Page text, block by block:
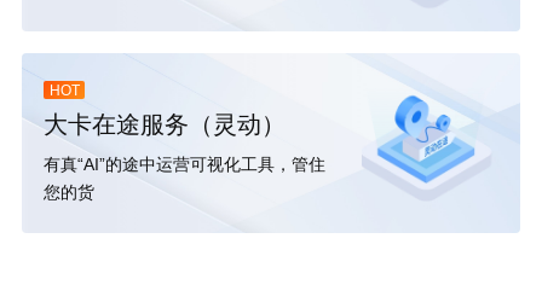
HOT
大卡在途服务（灵动）
有真“AI”的途中运营可视化工具，管住
您的货